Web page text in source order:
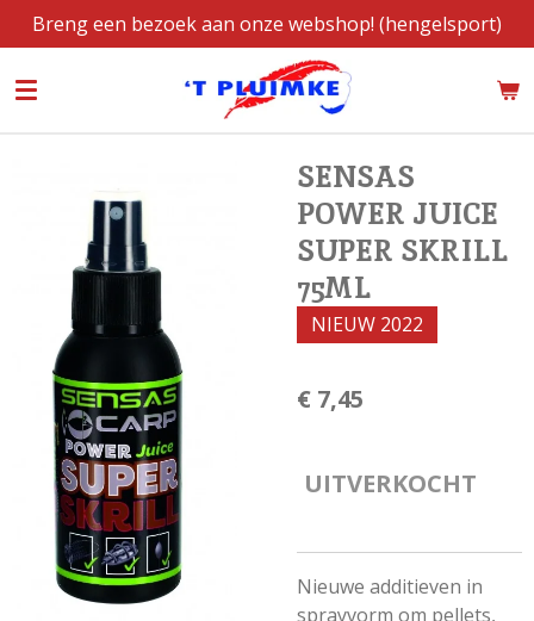
direct
naar
Breng een bezoek aan onze webshop! (hengelsport)
SENSAS
POWER JUICE
SUPER SKRILL
75ML
NIEUW 2022
€ 7,45
UITVERKOCHT
Nieuwe additieven in
sprayvorm om pellets,